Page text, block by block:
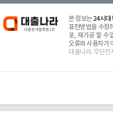
본 정보는24시대
표현방법을 수정
포, 재가공 할 수
오류와 사용자가
대출나라. 무단전